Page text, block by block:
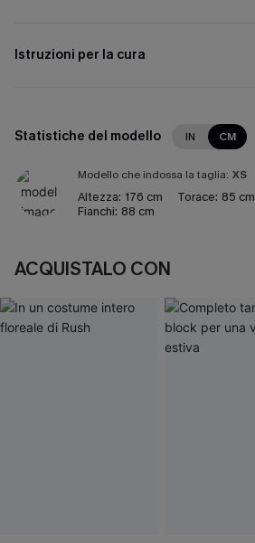
Istruzioni per la cura
Statistiche del modello IN CM
Modello che indossa la taglia: XS
Altezza: 176 cm Torace: 85 cm
Fianchi: 88 cm
ACQUISTALO CON